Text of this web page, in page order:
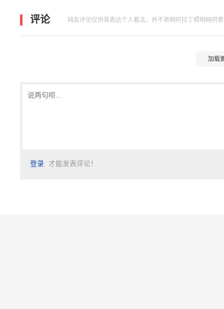
评论 网友评论仅供其表达个人看法，并不表明阿拉丁照明网同
加载
登录 才能发表评论！